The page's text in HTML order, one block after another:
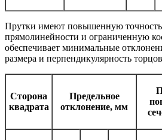
Прутки имеют повышенную точность
прямолинейности и ограниченную
обеспечивает минимальные
размера и перпендикулярность
Сторона
квадрата
Предельное
отклонение, мм